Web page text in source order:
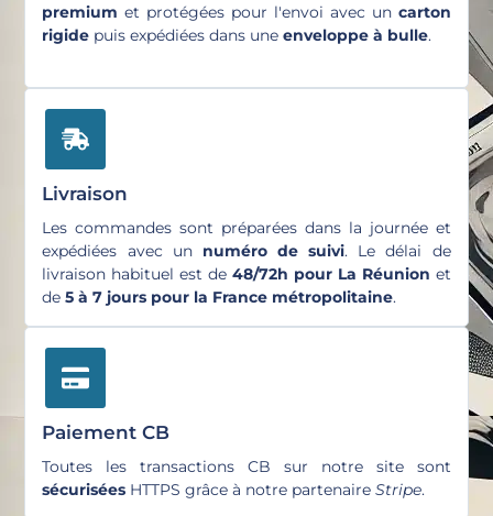
premium et protégées pour l'envoi avec un carton
rigide puis expédiées dans uneenveloppe à bulle.
Livraison
Les commandes sont préparées dans la journée et
expédiées avec un numéro de suivi. Le délai de
livraison habituel est de 48/72h pour La Réunion et
de5 à 7 jours pour la France métropolitaine.
Paiement CB
Toutes les transactions CB sur notre site sont
sécurisées HTTPS grâce à notre partenaireStripe.